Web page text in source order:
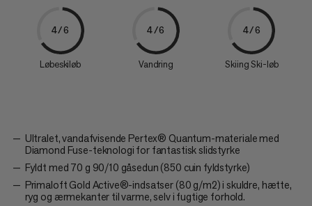
4/6
Løbeskiløb
4/6
Vandring
4/6
Skiing Ski-løb
Ultralet, vandafvisende Pertex® Quantum-materiale med
Diamond Fuse-teknologi for fantastisk slidstyrke
Fyldt med 70 g 90/10 gåsedun (850 cuin fyldstyrke)
Primaloft Gold Active®-indsatser (80 g/m2) i skuldre, hætte,
ryg og ærmekanter til varme, selv i fugtige forhold.